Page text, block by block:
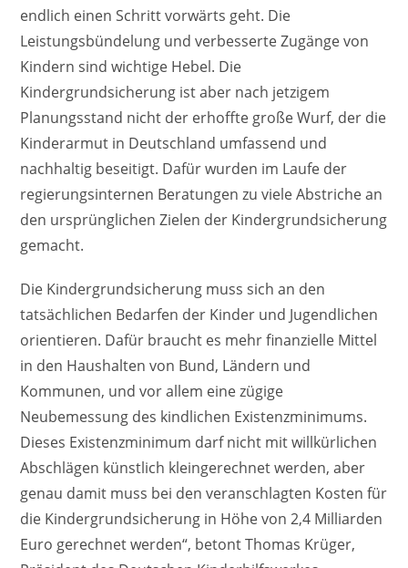
endlich einen Schritt vorwärts geht. Die
Leistungsbündelung und verbesserte Zugänge von
Kindern sind wichtige Hebel. Die
Kindergrundsicherung ist aber nach jetzigem
Planungsstand nicht der erhoffte große Wurf, der die
Kinderarmut in Deutschland umfassend und
nachhaltig beseitigt. Dafür wurden im Laufe der
regierungsinternen Beratungen zu viele Abstriche an
den ursprünglichen Zielen der Kindergrundsicherung
gemacht.
Die Kindergrundsicherung muss sich an den
tatsächlichen Bedarfen der Kinder und Jugendlichen
orientieren. Dafür braucht es mehr finanzielle Mittel
in den Haushalten von Bund, Ländern und
Kommunen, und vor allem eine zügige
Neubemessung des kindlichen Existenzminimums.
Dieses Existenzminimum darf nicht mit willkürlichen
Abschlägen künstlich kleingerechnet werden, aber
genau damit muss bei den veranschlagten Kosten für
die Kindergrundsicherung in Höhe von 2,4 Milliarden
Euro gerechnet werden“, betont Thomas Krüger,